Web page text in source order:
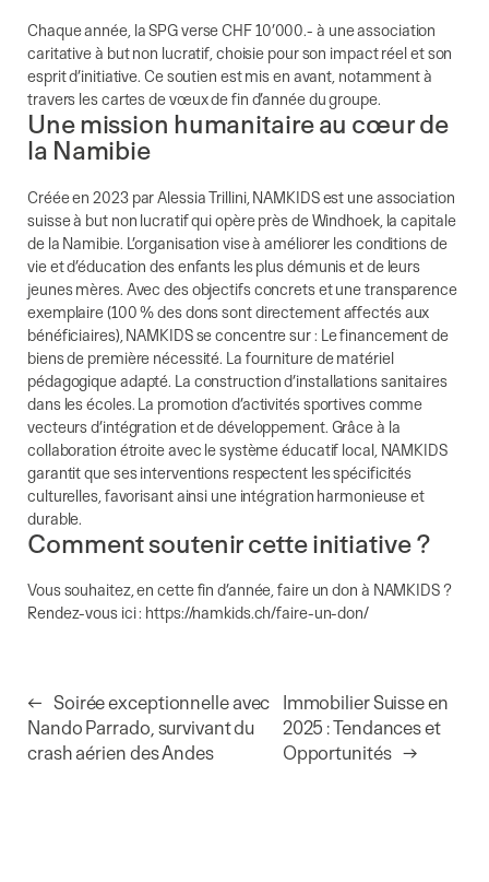
Chaque année, la SPG verse CHF 10’000.- à une association
caritative à but non lucratif, choisie pour son impact réel et son
esprit d’initiative. Ce soutien est mis en avant, notamment à
travers les cartes de vœux de fin d’année du groupe.
Une mission humanitaire au cœur de
la Namibie
Créée en 2023 par Alessia Trillini, NAMKIDS est une association
suisse à but non lucratif qui opère près de Windhoek, la capitale
de la Namibie. L’organisation vise à améliorer les conditions de
vie et d’éducation des enfants les plus démunis et de leurs
jeunes mères. Avec des objectifs concrets et une transparence
exemplaire (100 % des dons sont directement affectés aux
bénéficiaires), NAMKIDS se concentre sur : Le financement de
biens de première nécessité. La fourniture de matériel
pédagogique adapté. La construction d’installations sanitaires
dans les écoles. La promotion d’activités sportives comme
vecteurs d’intégration et de développement. Grâce à la
collaboration étroite avec le système éducatif local, NAMKIDS
garantit que ses interventions respectent les spécificités
culturelles, favorisant ainsi une intégration harmonieuse et
durable.
Comment soutenir cette initiative ?
Vous souhaitez, en cette fin d’année, faire un don à NAMKIDS ?
Rendez-vous ici : https://namkids.ch/faire-un-don/
← Soirée exceptionnelle avec
Nando Parrado, survivant du
crash aérien des Andes
Immobilier Suisse en
2025 : Tendances et
Opportunités →